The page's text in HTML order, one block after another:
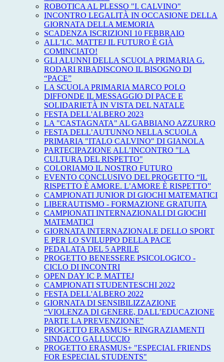
ROBOTICA AL PLESSO "I. CALVINO"
INCONTRO LEGALITÀ IN OCCASIONE DELLA
GIORNATA DELLA MEMORIA
SCADENZA ISCRIZIONI 10 FEBBRAIO
ALL’I.C. MATTEJ IL FUTURO È GIÀ
COMINCIATO!
GLI ALUNNI DELLA SCUOLA PRIMARIA G.
RODARI RIBADISCONO IL BISOGNO DI
“PACE”
LA SCUOLA PRIMARIA MARCO POLO
DIFFONDE IL MESSAGGIO DI PACE E
SOLIDARIETÀ IN VISTA DEL NATALE
FESTA DELL'ALBERO 2023
LA "CASTAGNATA" AL GABBIANO AZZURRO
FESTA DELL’AUTUNNO NELLA SCUOLA
PRIMARIA "ITALO CALVINO" DI GIANOLA
PARTECIPAZIONE ALL’INCONTRO "LA
CULTURA DEL RISPETTO"
COLORIAMO IL NOSTRO FUTURO
EVENTO CONCLUSIVO DEL PROGETTO “IL
RISPETTO È AMORE. L’AMORE È RISPETTO”
CAMPIONATI JUNIOR DI GIOCHI MATEMATICI
LIBERAUTISMO - FORMAZIONE GRATUITA
CAMPIONATI INTERNAZIONALI DI GIOCHI
MATEMATICI
GIORNATA INTERNAZIONALE DELLO SPORT
E PER LO SVILUPPO DELLA PACE
PEDALATA DEL 5 APRILE
PROGETTO BENESSERE PSICOLOGICO -
CICLO DI INCONTRI
OPEN DAY IC P. MATTEJ
CAMPIONATI STUDENTESCHI 2022
FESTA DELL'ALBERO 2022
GIORNATA DI SENSIBILIZZAZIONE
“VIOLENZA DI GENERE, DALL’EDUCAZIONE
PARTE LA PREVENZIONE”
PROGETTO ERASMUS+ RINGRAZIAMENTI
SINDACO GALLUCCIO
PROGETTO ERASMUS+ "ESPECIAL FRIENDS
FOR ESPECIAL STUDENTS"